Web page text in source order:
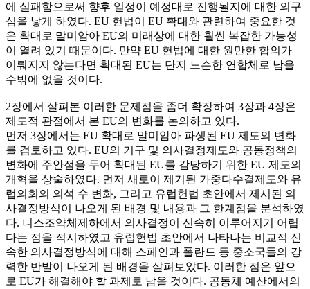
에 실패함으로써 향후 일정이 예정대로 진행될지에 대한 의구
심을 낳게 하였다. EU 헌법이 EU 확대와 관련하여 중요한 것
은 확대로 말미암아 EU의 미래상에 대한 훨씬 복잡한 가능성
이 열려 있기 때문이다. 만약 EU 헌법에 대한 원만한 합의가
이뤄지지 않는다면 확대된 EU는 단지 느슨한 연합체로 남을
수밖에 없을 것이다.
2장에서 살펴본 이러한 문제점을 좀더 확장하여 3장과 4장은
제도적 관점에서 본 EU의 변화를 논의하고 있다.
먼저 3장에서는 EU 확대로 말미암아 파생된 EU 제도의 변화
를 검토하고 있다. EU의 기구 및 의사결정제도와 공동정책의
변화에 주안점을 두어 확대된 EU를 감당하기 위한 EU 제도의
개혁을 상술하였다. 먼저 새로이 제기된 가중다수결제도와 유
럽의회의 의석 수 변화, 그리고 유럽헌법 초안에서 제시된 의
사결정방식이 나오게 된 배경 및 내용과 그 한계점을 분석하였
다. 니스조약체제하에서 의사결정이 신속히 이루어지기 어렵
다는 점을 적시하였고 유럽헌법 초안에서 나타나는 비교적 신
속한 의사결정방식에 대해 스페인과 폴란드 등 중소국들의 강
력한 반발이 나오게 된 배경을 살펴보았다. 이러한 점은 앞으
로 EU가 해결해야 할 과제로 남을 것이다. 공동체 예산에서의